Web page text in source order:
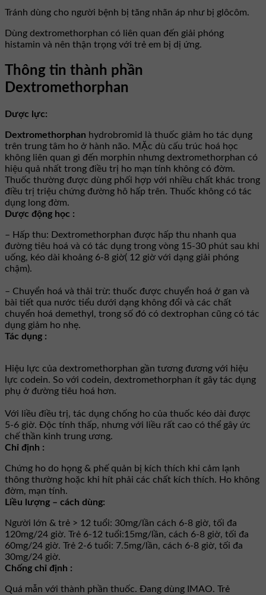
Tránh dùng cho người bệnh bị tăng nhãn áp như bị glôcôm.
Dùng dextromethorphan có liên quan đến giải phóng
histamin và nên thận trọng với trẻ em bị dị ứng.
Thông tin thành phần
Dextromethorphan
Dược lực:
Dextromethorphan hydrobromid là thuốc giảm ho tác dụng
trên trung tâm ho ở hành não. MẶc dù cấu trúc hoá học
không liên quan gì đến morphin nhưng dextromethorphan có
hiệu quả nhất trong điều trị ho mạn tính không có đờm.
Thuốc thường được dùng phối hợp với nhiều chất khác trong
điều trị triệu chứng đường hô hấp trên. Thuốc không có tác
dụng long đờm.
Dược động học :
– Hấp thu: Dextromethorphan được hấp thu nhanh qua
đường tiêu hoá và có tác dụng trong vòng 15-30 phút sau khi
uống, kéo dài khoảng 6-8 giờ( 12 giờ với dạng giải phóng
chậm).
– Chuyển hoá và thải trừ: thuốc được chuyển hoá ở gan và
bài tiết qua nước tiểu dưới dạng không đổi và các chất
chuyển hoá demethyl, trong số đó có dextrophan cũng có tác
dụng giảm ho nhẹ.
Tác dụng :
Hiệu lực của dextromethorphan gần tương đương với hiệu
lực codein. So với codein, dextromethorphan ít gây tác dụng
phụ ở đường tiêu hoá hơn.
Với liều điều trị, tác dụng chống ho của thuốc kéo dài được
5-6 giờ. Độc tính thấp, nhưng với liều rất cao có thể gây ức
chế thần kinh trung ương.
Chỉ định :
Chứng ho do họng & phế quản bị kích thích khi cảm lạnh
thông thường hoặc khi hít phải các chất kích thích. Ho không
đờm, mạn tính.
Liều lượng – cách dùng:
Người lớn & trẻ > 12 tuổi: 30mg/lần cách 6-8 giờ, tối đa
120mg/24 giờ. Trẻ 6-12 tuổi:15mg/lần, cách 6-8 giờ, tối đa
60mg/24 giờ. Trẻ 2-6 tuổi: 7.5mg/lần, cách 6-8 giờ, tối đa
30mg/24 giờ.
Chống chỉ định :
Quá mẫn với thành phần thuốc. Ðang dùng IMAO. Trẻ